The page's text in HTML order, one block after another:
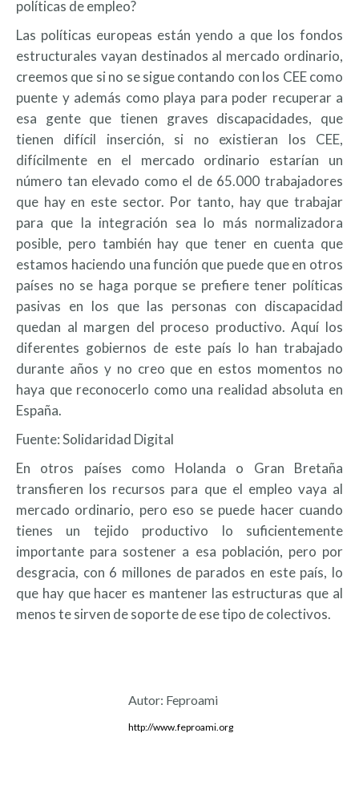
políticas de empleo?
Las políticas europeas están yendo a que los fondos
estructurales vayan destinados al mercado ordinario,
creemos que si no se sigue contando con los CEE como
puente y además como playa para poder recuperar a
esa gente que tienen graves discapacidades, que
tienen difícil inserción, si no existieran los CEE,
difícilmente en el mercado ordinario estarían un
número tan elevado como el de 65.000 trabajadores
que hay en este sector. Por tanto, hay que trabajar
para que la integración sea lo más normalizadora
posible, pero también hay que tener en cuenta que
estamos haciendo una función que puede que en otros
países no se haga porque se prefiere tener políticas
pasivas en los que las personas con discapacidad
quedan al margen del proceso productivo. Aquí los
diferentes gobiernos de este país lo han trabajado
durante años y no creo que en estos momentos no
haya que reconocerlo como una realidad absoluta en
España.
Fuente: Solidaridad Digital
En otros países como Holanda o Gran Bretaña
transfieren los recursos para que el empleo vaya al
mercado ordinario, pero eso se puede hacer cuando
tienes un tejido productivo lo suficientemente
importante para sostener a esa población, pero por
desgracia, con 6 millones de parados en este país, lo
que hay que hacer es mantener las estructuras que al
menos te sirven de soporte de ese tipo de colectivos.
Autor: Feproami
http://www.feproami.org